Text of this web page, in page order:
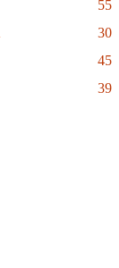
55
30
45
39